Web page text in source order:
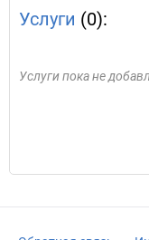
Услуги (0):
Услуги пока не